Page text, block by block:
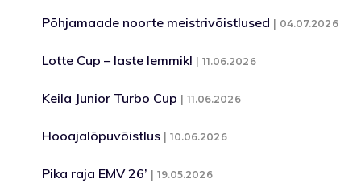
Põhjamaade noorte meistrivõistlused 04.07.2026
Lotte Cup – laste lemmik! 11.06.2026
Keila Junior Turbo Cup 11.06.2026
Hooajalõpuvõistlus 10.06.2026
Pika raja EMV 26’ 19.05.2026